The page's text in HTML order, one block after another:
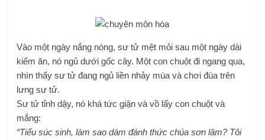
Vào một ngày nắng nóng, sư tử mệt mỏi sau một ngày dài
kiếm ăn, nó ngủ dưới gốc cây. Một con chuột đi ngang qua,
nhìn thấy sư tử đang ngủ liền nhảy múa và chơi đùa trên
lưng sư tử.
Sư tử tỉnh dậy, nó khá tức giận và vồ lấy con chuột và
mắng:
“Tiểu súc sinh, làm sao dám đánh thức chúa sơn lâm? Tôi